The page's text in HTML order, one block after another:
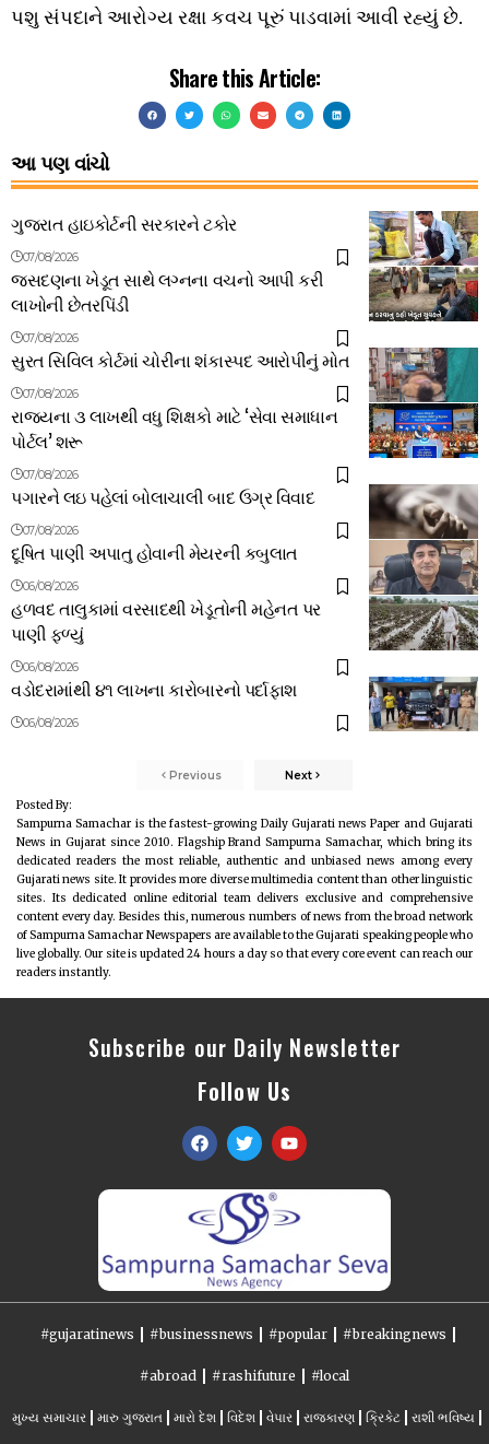
પશુ સંપદાને આરોગ્ય રક્ષા કવચ પૂરું પાડવામાં આવી રહ્યું છે.
Share this Article:
આ પણ વાંચો
ગુજરાત હાઇકોર્ટની સરકારને ટકોર
07/08/2026
જસદણના ખેડૂત સાથે લગ્નના વચનો આપી કરી
લાખોની છેતરપિંડી
07/08/2026
સુરત સિવિલ કોર્ટમાં ચોરીના શંકાસ્પદ આરોપીનું મોત
07/08/2026
રાજ્યના ૩ લાખથી વધુ શિક્ષકો માટે ‘સેવા સમાધાન
પોર્ટલ’ શરૂ
07/08/2026
પગારને લઇ પહેલાં બોલાચાલી બાદ ઉગ્ર વિવાદ
07/08/2026
દૂષિત પાણી અપાતુ હોવાની મેયરની કબુલાત
06/08/2026
હળવદ તાલુકામાં વરસાદથી ખેડૂતોની મહેનત પર
પાણી ફળ્યું
06/08/2026
વડોદરામાંથી ૪૧ લાખના કારોબારનો પર્દાફાશ
06/08/2026
Previous Next
Posted By:
Sampurna Samachar is the fastest-growing Daily Gujarati news Paper and Gujarati
News in Gujarat since 2010. Flagship Brand Sampurna Samachar, which bring its
dedicated readers the most reliable, authentic and unbiased news among every
Gujarati news site. It provides more diverse multimedia content than other linguistic
sites. Its dedicated online editorial team delivers exclusive and comprehensive
content every day. Besides this, numerous numbers of news from the broad network
of Sampurna Samachar Newspapers are available to the Gujarati speaking people who
live globally. Our site is updated 24 hours a day so that every core event can reach our
readers instantly.
Subscribe our Daily Newsletter
Follow Us
#gujaratinews #businessnews #popular #breakingnews
#abroad #rashifuture #local
મુખ્ય સમાચાર મારુ ગુજરાત મારો દેશ વિદેશ વેપાર રાજકારણ ક્રિકેટ રાશી ભવિષ્ય